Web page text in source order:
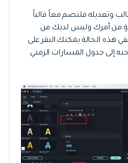
وتعديله فلنصم معاً قالباً
من أمرك وليس لديك من
هذه الحالة يمكنك النقر على
إلى جدول المسارات الزمني